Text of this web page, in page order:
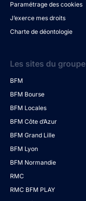
Paramétrage des cookies
J’exerce mes droits
Charte de déontologie
Les sites du groupe
BFM
BFM Bourse
BFM Locales
BFM Côte d’Azur
BFM Grand Lille
BFM Lyon
BFM Normandie
RMC
RMC BFM PLAY